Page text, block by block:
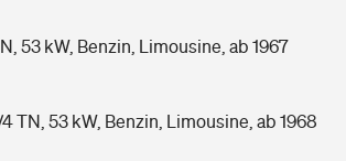
53 kW, Benzin, Limousine, ab 1967
TN, 53 kW, Benzin, Limousine, ab 1968